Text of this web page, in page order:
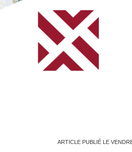
ARTICLE PUBLIÉ LE